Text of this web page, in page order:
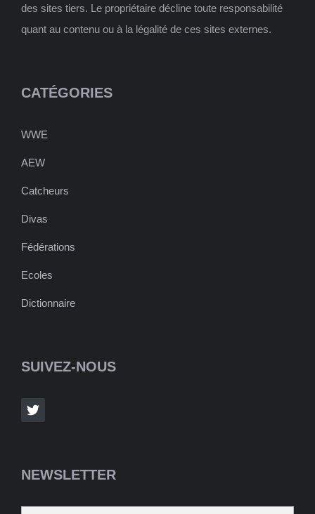
des sites tiers. Le propriétaire décline toute responsabilité
quant au contenu ou à la légalité de ces sites externes.
CATÉGORIES
WWE
AEW
Catcheurs
Divas
Fédérations
Ecoles
Dictionnaire
SUIVEZ-NOUS
NEWSLETTER